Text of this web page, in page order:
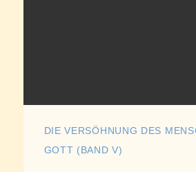
DIE VERSÖHNUNG DES
GOTT (BAND V)